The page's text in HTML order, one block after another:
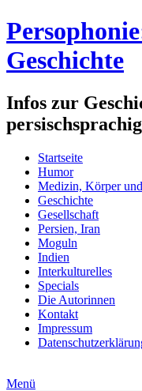
Geschichte
Infos zur
Startseite
Humor
Medizin, Körper
Geschichte
Gesellschaft
Persien, Iran
Moguln
Indien
Interkulturelles
Specials
Die Autorinnen
Kontakt
Impressum
Menü